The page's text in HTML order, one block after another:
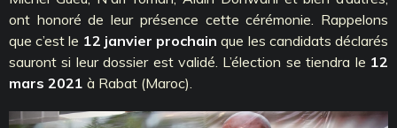
ont honoré de leur présence cette cérémonie. Rappelons
que c’est le 12 janvier prochain que les candidats déclarés
sauront si leur dossier est validé. L’élection se tiendra le 12
mars 2021 à Rabat (Maroc).